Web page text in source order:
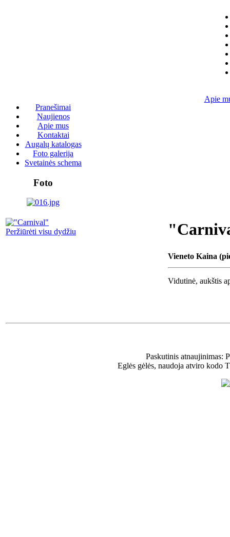
Pranešimai
Naujienos
Apie mus
Kontaktai
Augalų katalogas
Foto galerija
Svetainės schema
Foto
Apie
Peržiūrėti visu dydžiu
Vieneto Kaina
Vidutinė, aukštis
Paskutinis atnaujinimas:
Eglės gėlės, naudoja atviro kodo